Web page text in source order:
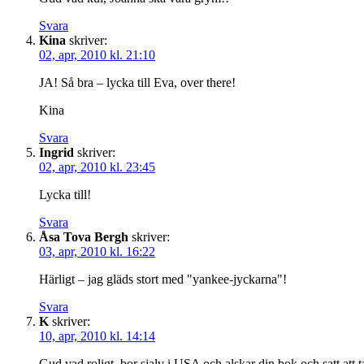
Svara
Kina skriver:
02, apr, 2010 kl. 21:10
JA! Så bra – lycka till Eva, over there!
Kina
Svara
Ingrid skriver:
02, apr, 2010 kl. 23:45
Lycka till!
Svara
Åsa Tova Bergh skriver:
03, apr, 2010 kl. 16:22
Härligt – jag gläds stort med "yankee-jyckarna"!
Svara
K skriver:
10, apr, 2010 kl. 14:14